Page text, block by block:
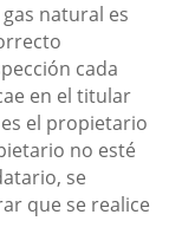
natural es
cada
en el titular
el propietario
no esté
se
que se realice